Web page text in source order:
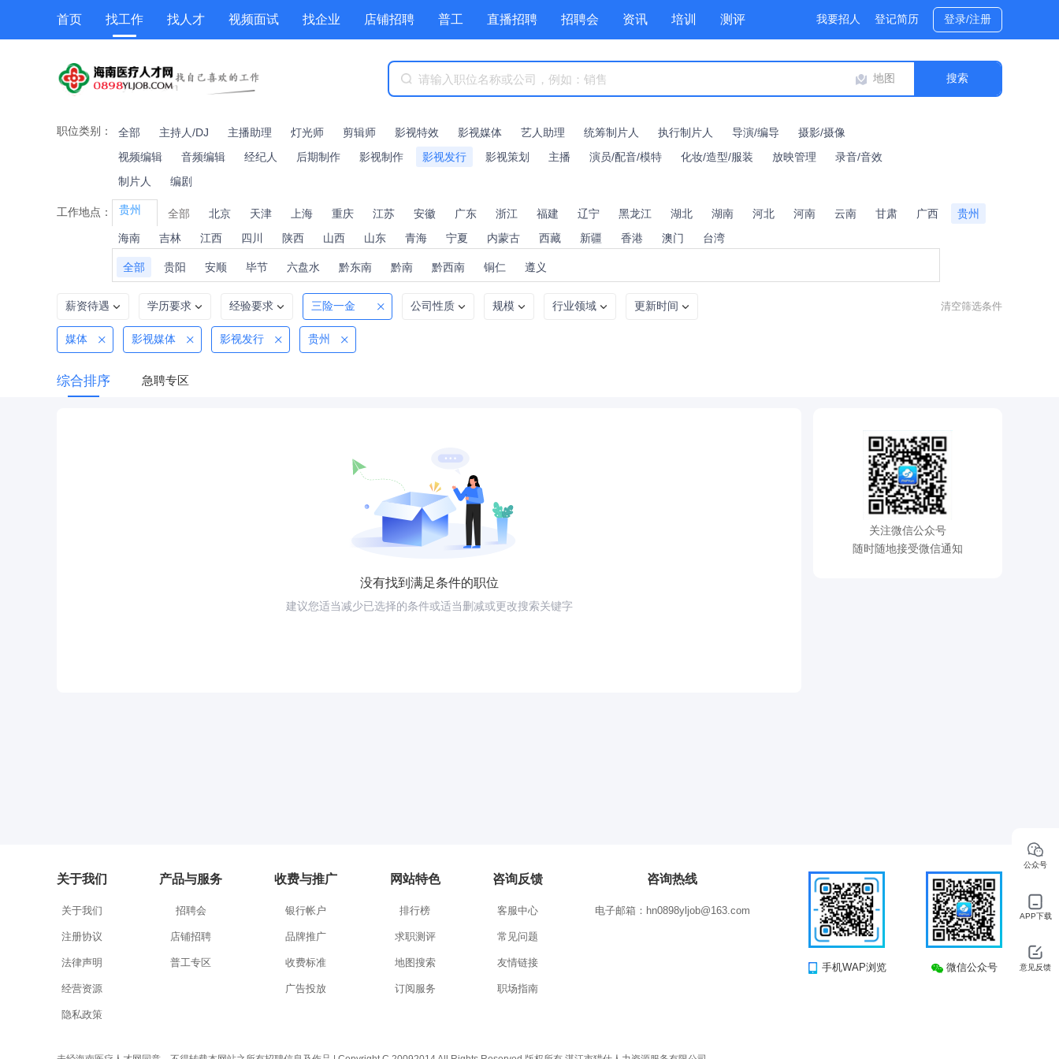
首页 找工作 找人才 视频面试 找企业 店铺招聘 普工 直播招聘 招聘会 资讯 培训 测评
商城 附近职位 工具箱 赏金招聘
我要招人 登记简历 登录/注册
地图
职位类别： 全部 主持人/DJ 主播助理 灯光师 剪辑师 影视特效 影视媒体 艺人助理 统筹制片人 执行制片人 导演/编导
摄影/摄像
视频编辑
音频编辑 经纪人 后期制作 影视制作 影视发行 影视策划 主播 演员/配音/模特 化妆/造型/服装 放映管理
录音/音效
制片人
编剧
工作地点： 贵州 全部 北京 天津 上海 重庆 江苏 安徽 广东 浙江 福建 辽宁 黑龙江 湖北 湖南 河北 河南 云南 甘肃 广西
贵州
海南
吉林 江西 四川 陕西 山西 山东 青海 宁夏 内蒙古 西藏 新疆 香港 澳门 台湾
全部 贵阳 安顺 毕节 六盘水 黔东南 黔南 黔西南 铜仁 遵义
薪资待遇 学历要求 经验要求 三险一金 公司性质 规模 行业领域 更新时间
媒体 影视媒体 影视发行 贵州
清空筛选条件
综合排序 急聘专区
没有找到满足条件的职位
建议您适当减少已选择的条件或适当删减或更改搜索关键字
关注微信公众号
随时随地接受微信通知
关于我们
关于我们
注册协议
法律声明
经营资源
隐私政策
产品与服务
招聘会
店铺招聘
普工专区
收费与推广
银行帐户
品牌推广
收费标准
广告投放
网站特色
排行榜
求职测评
地图搜索
订阅服务
咨询反馈
客服中心
常见问题
友情链接
职场指南
咨询热线
电子邮箱：hn0898yljob@163.com
手机WAP浏览 微信公众号
公众号
APP下载
意见反馈